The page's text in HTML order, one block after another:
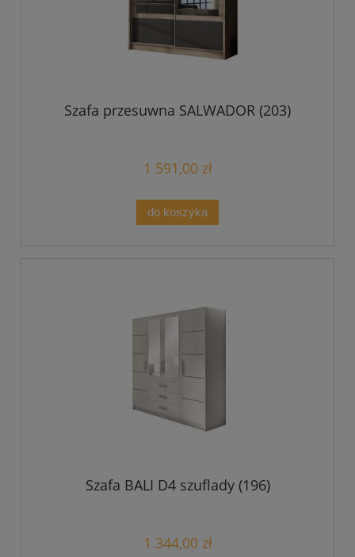
Szafa przesuwna SALWADOR (203)
1 591,00 zł
do koszyka
Szafa BALI D4 szuflady (196)
1 344,00 zł